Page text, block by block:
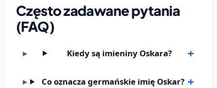
Często zadawane pytania
(FAQ)
Kiedy są imieniny Oskara?
Co oznacza germańskie imię Oskar?